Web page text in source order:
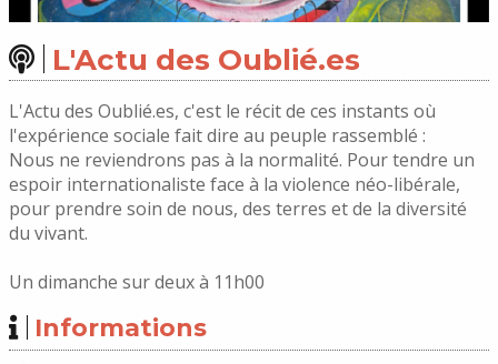
L'Actu des Oublié.es
L'Actu des Oublié.es, c'est le récit de ces instants où
l'expérience sociale fait dire au peuple rassemblé :
Nous ne reviendrons pas à la normalité. Pour tendre un
espoir internationaliste face à la violence néo-libérale,
pour prendre soin de nous, des terres et de la diversité
du vivant.
Un dimanche sur deux à 11h00
Informations